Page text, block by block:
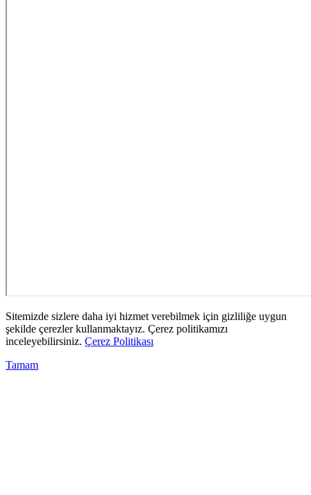
Sitemizde sizlere daha iyi hizmet verebilmek için gizliliğe uygun
şekilde çerezler kullanmaktayız. Çerez politikamızı
inceleyebilirsiniz. Çerez Politikası
Tamam